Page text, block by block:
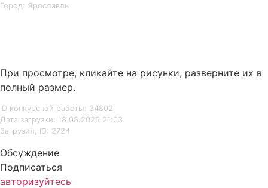
Город: Ярославль
При просмотре, кликайте на рисунки, разверните их в
полный размер.
ID конкурсной работы: 34802
Дата загрузки: 18.08.2025 21:03
Загрузил, ID: 2724
Обсуждение
Подписаться
авторизуйтесь